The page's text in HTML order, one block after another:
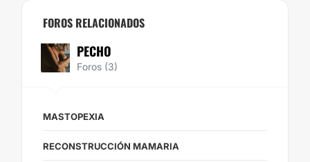
FOROS RELACIONADOS
PECHO
Foros (3)
MASTOPEXIA
RECONSTRUCCIÓN MAMARIA